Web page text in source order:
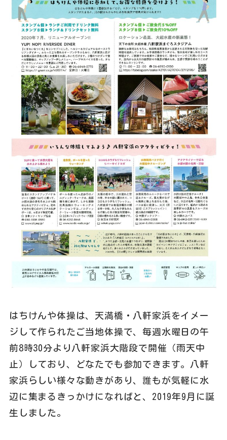
はちけんや体操は、天満橋・八軒家浜をイメー
ジして作られたご当地体操で、毎週水曜日の午
前8時30分より八軒家浜大階段で開催（雨天中
止）しており、どなたでも参加できます。八軒
家浜らしい様々な動きがあり、誰もが気軽に水
辺に集まるきっかけになればと、 2019年9 月に誕
生しました。